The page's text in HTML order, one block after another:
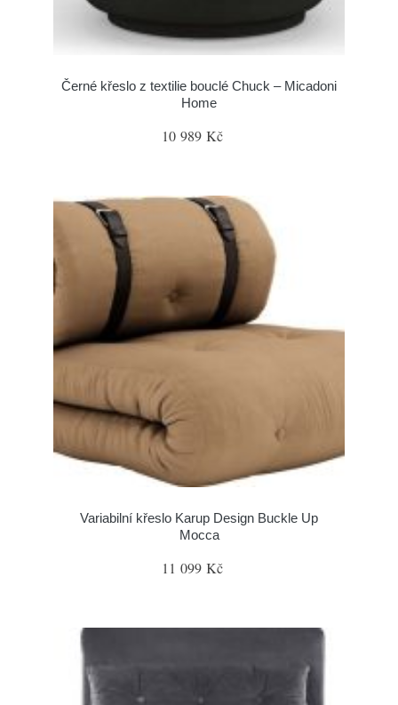
Černé křeslo z textilie bouclé Chuck – Micadoni
Home
10 989 Kč
Variabilní křeslo Karup Design Buckle Up
Mocca
11 099 Kč